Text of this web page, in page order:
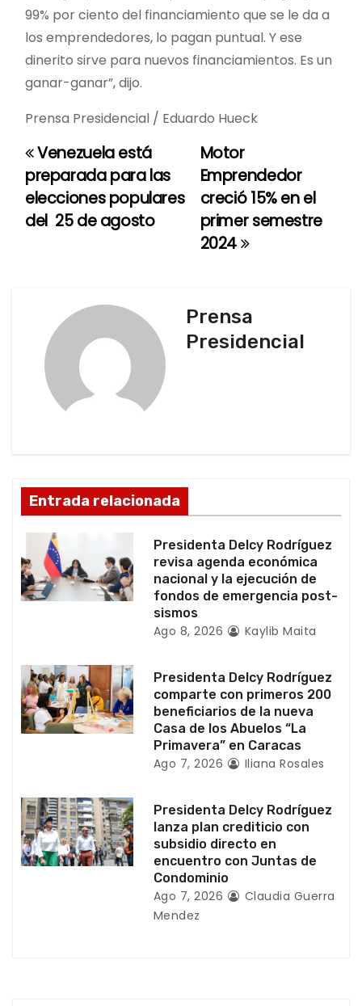
99% por ciento del financiamiento que se le da a
los emprendedores, lo pagan puntual. Y ese
dinerito sirve para nuevos financiamientos. Es un
ganar-ganar”, dijo.
Prensa Presidencial / Eduardo Hueck
N
a
v
d
e
e
n
r
a
d
s
Motor
Emprendedor
creció 15% en el
primer semestre
2024
Venezuela está
preparada para las
elecciones populares
del 25 de agosto
Prensa
Presidencial
Entrada relacionada
Presidenta Delcy Rodríguez
revisa agenda económica
nacional y la ejecución de
fondos de emergencia post-
sismos
Ago 8, 2026 Kaylib Maita
Presidenta Delcy Rodríguez
comparte con primeros 200
beneficiarios de la nueva
Casa de los Abuelos “La
Primavera” en Caracas
Ago 7, 2026 Iliana Rosales
Presidenta Delcy Rodríguez
lanza plan crediticio con
subsidio directo en
encuentro con Juntas de
Condominio
Ago 7, 2026
Claudia Guerra
Mendez